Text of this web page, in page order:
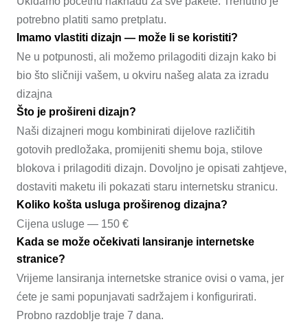
potrebno platiti samo pretplatu.
Imamo vlastiti dizajn — može li se koristiti?
Ne u potpunosti, ali možemo prilagoditi dizajn kako bi
bio što sličniji vašem, u okviru našeg alata za izradu
dizajna
Što je prošireni dizajn?
Naši dizajneri mogu kombinirati dijelove različitih
gotovih predložaka, promijeniti shemu boja, stilove
blokova i prilagoditi dizajn. Dovoljno je opisati zahtjeve,
dostaviti maketu ili pokazati staru internetsku stranicu.
Koliko košta usluga proširenog dizajna?
Cijena usluge — 150 €
Kada se može očekivati lansiranje internetske
stranice?
Vrijeme lansiranja internetske stranice ovisi o vama, jer
ćete je sami popunjavati sadržajem i konfigurirati.
Probno razdoblje traje 7 dana.